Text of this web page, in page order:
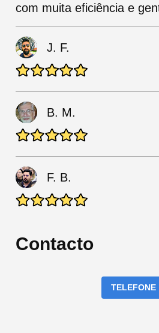
com muita eficiência e
J. F.
B. M.
F. B.
Contacto
TELEFONE